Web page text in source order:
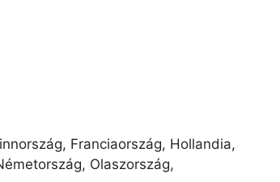
Franciaország, Hollandia,
Olaszország,